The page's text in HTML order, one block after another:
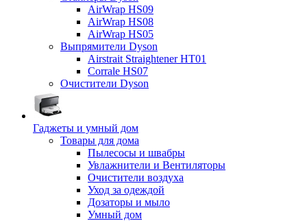
AirWrap HS09
AirWrap HS08
AirWrap HS05
Выпрямители Dyson
Airstrait Straightener HT01
Corrale HS07
Очистители Dyson
Гаджеты и умный дом
Товары для дома
Пылесосы и швабры
Увлажнители и Вентиляторы
Очистители воздуха
Уход за одеждой
Дозаторы и мыло
Умный дом